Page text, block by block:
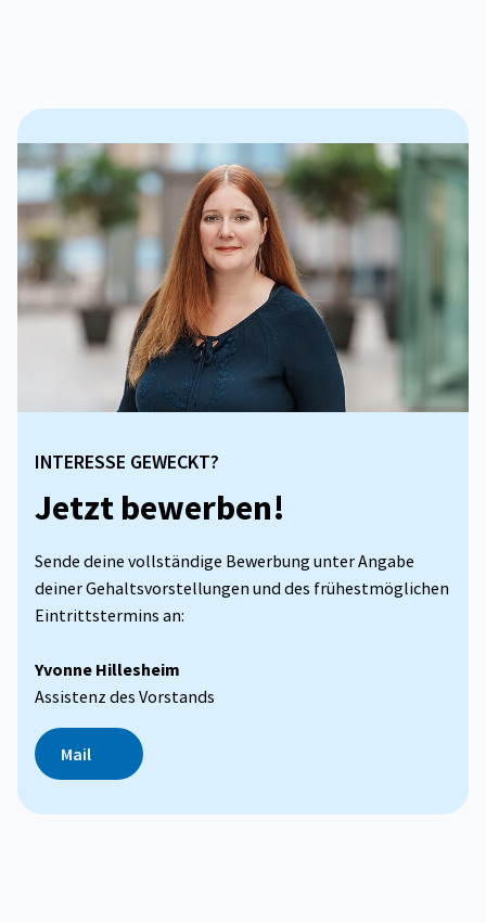
INTERESSE GEWECKT?
Jetzt bewerben!
Sende deine vollständige Bewerbung unter Angabe
deiner Gehaltsvorstellungen und des frühestmöglichen
Eintrittstermins an:
Yvonne Hillesheim
Assistenz des Vorstands
Mail